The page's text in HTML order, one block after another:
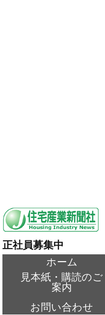
正社員募集中
ホーム
見本紙・購読のご
案内
お問い合わせ